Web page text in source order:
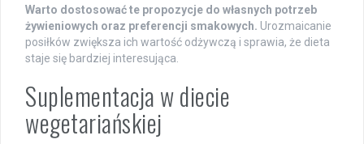
Warto dostosować te propozycje do własnych potrzeb
żywieniowych oraz preferencji smakowych. Urozmaicanie
posiłków zwiększa ich wartość odżywczą i sprawia, że dieta
staje się bardziej interesująca.
Suplementacja w diecie
wegetariańskiej